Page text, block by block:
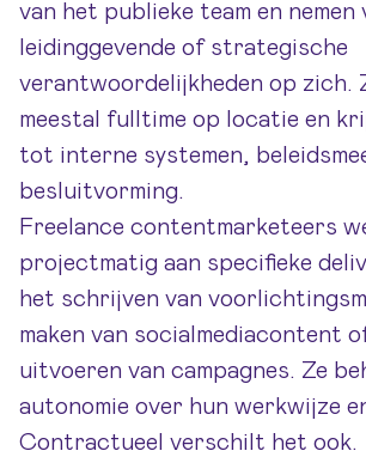
van het publieke team en nemen
leidinggevende of strategische
verantwoordelijkheden op zich.
meestal fulltime op locatie en
tot interne systemen,
besluitvorming.
Freelance contentmarketeers
projectmatig aan specifieke
het schrijven van
maken van socialmediacontent
uitvoeren van campagnes. Ze
autonomie over hun werkwijze
Contractueel verschilt het ook.